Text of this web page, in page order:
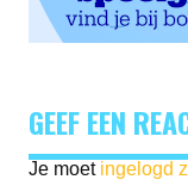
GEEF EEN
Je moet ingelogd